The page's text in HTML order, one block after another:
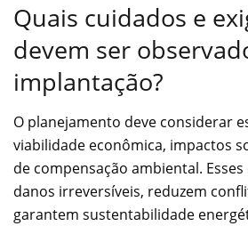
Quais cuidados e
devem ser
implantação?
O planejamento deve considerar
viabilidade econômica, impactos
de compensação ambiental.
danos irreversíveis, reduzem
garantem sustentabilidade